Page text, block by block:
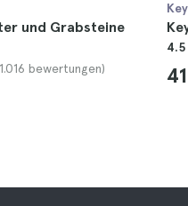
und Grabsteine
bewertungen)
4.5